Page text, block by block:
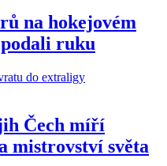
na hokejovém
ruku
Čech míří
mistrovství světa